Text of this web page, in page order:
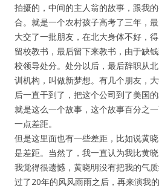
拍摄的，中间的主人翁的故事，跟我
合。就是一个农村孩子高考了三年，
大交了一批朋友，在北大身体不好，
留校教书，最后留下来教书，由于缺
校领导处分。处分以后，最后辞职从
训机构，叫做新梦想。有几个朋友，
后一直干到了，把这个公司到了美国
就是这么一个故事，这个故事百分之
一点差距。
但是这里面也有一些差距，比如说黄
是差距。当然了，我一直认为我比黄
我觉得很遗憾，黄晓明没有把我的气
过了20年的风风雨雨之后，再来演我